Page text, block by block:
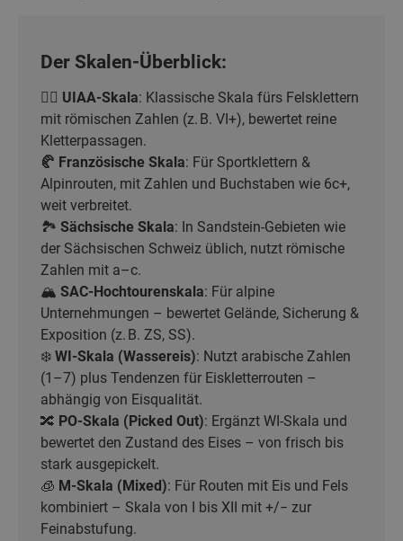
Der Skalen-Überblick:
🧗‍♂️ UIAA-Skala: Klassische Skala fürs Felsklettern
mit römischen Zahlen (z. B. VI+), bewertet reine
Kletterpassagen.
🥐 Französische Skala: Für Sportklettern &
Alpinrouten, mit Zahlen und Buchstaben wie 6c+,
weit verbreitet.
🏞️ Sächsische Skala: In Sandstein-Gebieten wie
der Sächsischen Schweiz üblich, nutzt römische
Zahlen mit a–c.
🏔️ SAC-Hochtourenskala: Für alpine
Unternehmungen – bewertet Gelände, Sicherung &
Exposition (z. B. ZS, SS).
❄️ WI-Skala (Wassereis): Nutzt arabische Zahlen
(1–7) plus Tendenzen für Eiskletterrouten –
abhängig von Eisqualität.
🔀 PO-Skala (Picked Out): Ergänzt WI-Skala und
bewertet den Zustand des Eises – von frisch bis
stark ausgepickelt.
🧊 M-Skala (Mixed): Für Routen mit Eis und Fels
kombiniert – Skala von I bis XII mit +/− zur
Feinabstufung.